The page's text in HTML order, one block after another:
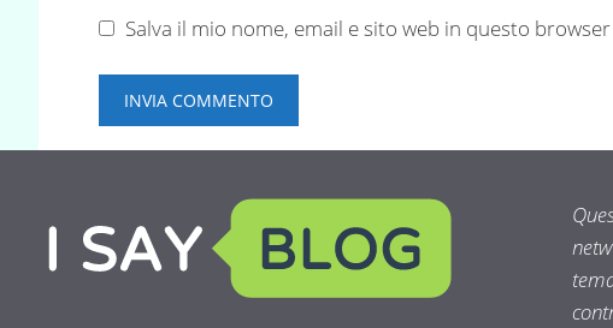
Salva il mio nome, email e sito web in questo